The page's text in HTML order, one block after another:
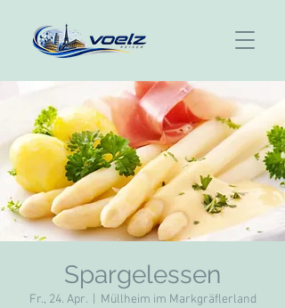
Spargelessen
Fr., 24. Apr.
  |
Müllheim im Markgräflerland